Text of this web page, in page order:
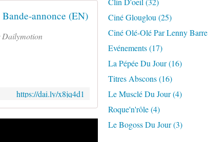
annonce (EN)
Dailymotion
https://dai.ly/x8jq4d1
Ciné Glouglou (25)
Ciné Olé-Olé Par Lenny Barre
Evénements(17)
La Pépée Du Jour(16)
Titres Abscons(16)
Le Musclé Du Jour(4)
Roque'n'rôle(4)
Le Bogoss Du Jour(3)